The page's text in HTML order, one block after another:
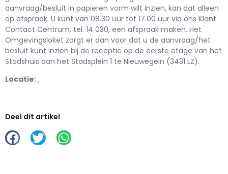
aanvraag/besluit in papieren vorm wilt inzien, kan dat alleen
op afspraak. U kunt van 08.30 uur tot 17.00 uur via ons Klant
Contact Centrum, tel. 14 030, een afspraak maken. Het
Omgevingsloket zorgt er dan voor dat u de aanvraag/het
besluit kunt inzien bij de receptie op de eerste etage van het
Stadshuis aan het Stadsplein 1 te Nieuwegein (3431 LZ).
Locatie: ,
Deel dit artikel